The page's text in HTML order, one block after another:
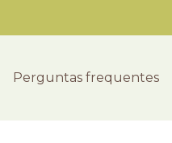
Perguntas frequentes